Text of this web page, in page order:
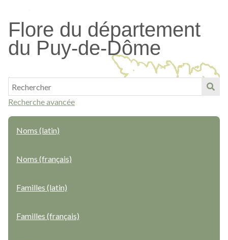
contenu
principal
Flore du département
du Puy-de-Dôme
Recherche avancée
Noms (latin)
Noms (français)
Familles (latin)
Familles (français)